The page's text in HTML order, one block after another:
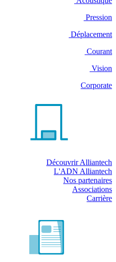
Pression
Déplacement
Courant
Vision
Corporate
Découvrir Alliantech
L'ADN Alliantech
Nos partenaires
Associations
Carrière